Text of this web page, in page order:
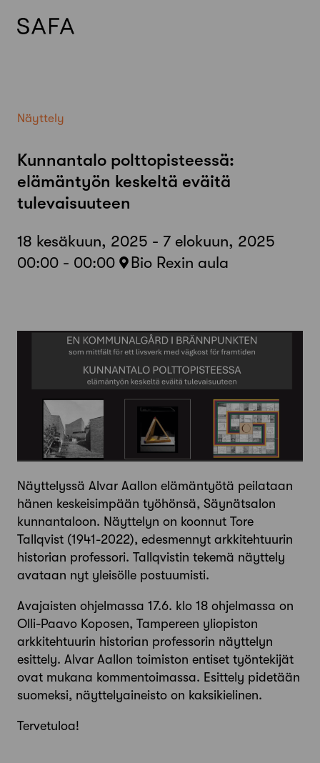
Näyttely
Kunnantalo polttopisteessä:
elämäntyön keskeltä eväitä
tulevaisuuteen
18 kesäkuun, 2025 - 7 elokuun, 2025
00:00 - 00:00
Bio Rexin aula
Näyttelyssä Alvar Aallon elämäntyötä peilataan
hänen keskeisimpään työhönsä, Säynätsalon
kunnantaloon. Näyttelyn on koonnut Tore
Tallqvist (1941-2022), edesmennyt arkkitehtuurin
historian professori. Tallqvistin tekemä näyttely
avataan nyt yleisölle postuumisti.
Avajaisten ohjelmassa 17.6. klo 18 ohjelmassa on
Olli-Paavo Koposen, Tampereen yliopiston
arkkitehtuurin historian professorin näyttelyn
esittely. Alvar Aallon toimiston entiset työntekijät
ovat mukana kommentoimassa. Esittely pidetään
suomeksi, näyttelyaineisto on kaksikielinen.
Tervetuloa!